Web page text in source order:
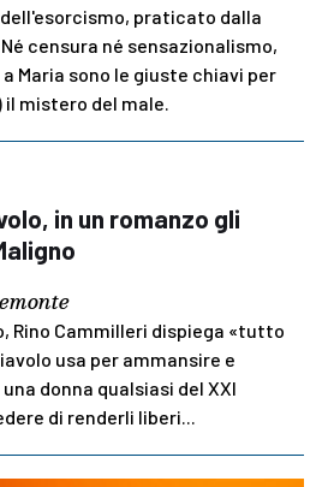
praticato dalla
censura né sensazionalismo,
Maria sono le giuste chiavi per
mistero del male.
in un romanzo gli
Rino Cammilleri dispiega «tutto
usa per ammansire e
donna qualsiasi del XXI
di renderli liberi...